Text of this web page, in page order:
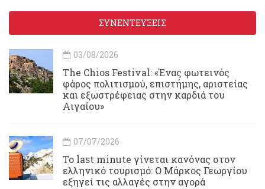
ΣΥΝΕΝΤΕΥΞΕΙΣ
03/08/2026
Τhe Chios Festival: «Ένας φωτεινός
φάρος πολιτισμού, επιστήμης, αριστείας
και εξωστρέφειας στην καρδιά του
Αιγαίου»
07/07/2026
Το last minute γίνεται κανόνας στον
ελληνικό τουρισμό: Ο Μάρκος Γεωργίου
εξηγεί τις αλλαγές στην αγορά